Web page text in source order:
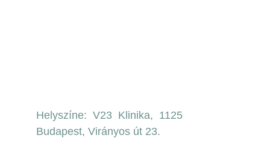
Helyszíne:  V23  Klinika,  1125
Budapest, Virányos út 23.